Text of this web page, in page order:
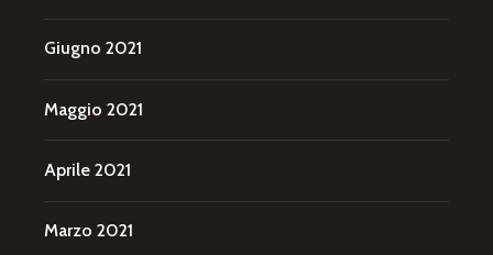
Giugno 2021
Maggio 2021
Aprile 2021
Marzo 2021